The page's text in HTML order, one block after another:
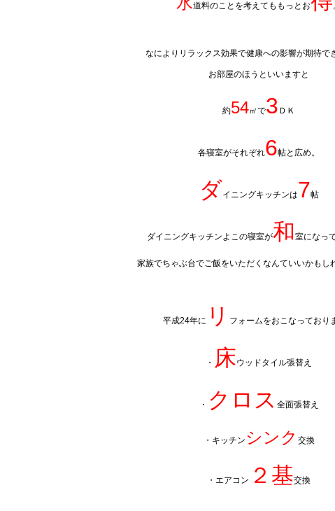
道料のことを考えてももっとお
なによりリラックス効果で健康への影響が期待で
お部屋のほうといいますと
約54㎡で3 ＤＫ
各寝室がそれぞれ6帖と広め。
ダイニングキッチンは7帖
ダイニングキッチンよこの寝室が和 室になっ
家族でちゃぶ台でご飯をいただくなんていいかもし
平成24年に リ フォームをおこなっており
・ 床ウッドタイル張替え
・ クロス 全面張替え
・キッチン シンク 交換
・エアコン ２基交換